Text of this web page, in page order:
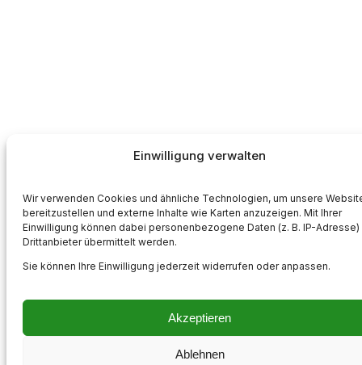
Einwilligung verwalten
Wir verwenden Cookies und ähnliche Technologien, um unsere
bereitzustellen und externe Inhalte wie Karten anzuzeigen. Mit Ihrer
Einwilligung können dabei personenbezogene Daten (z. B. IP-Adresse)
Drittanbieter übermittelt werden.
Sie können Ihre Einwilligung jederzeit widerrufen oder anpassen.
Akzeptieren
Ablehnen